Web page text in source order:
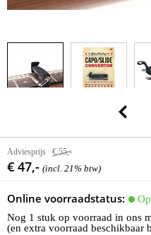
Adviesprijs € 55,-
€ 47,- (incl. 21% btw)
Online voorraadstatus:
Nog 1 stuk op voorraad in ons
(en extra voorraad beschikbaar